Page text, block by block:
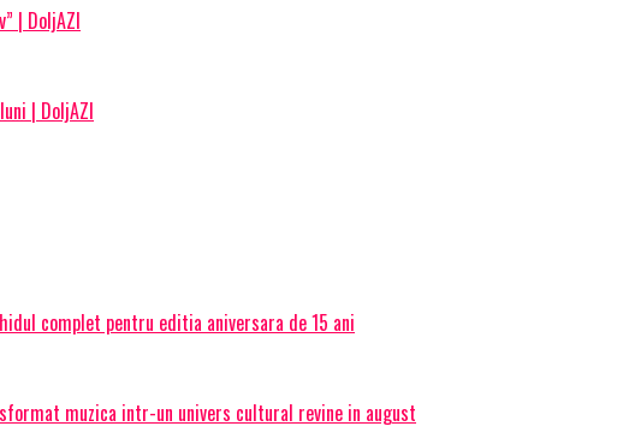
| DoljAZI
| DoljAZI
complet pentru editia aniversara de 15 ani
muzica intr-un univers cultural revine in august